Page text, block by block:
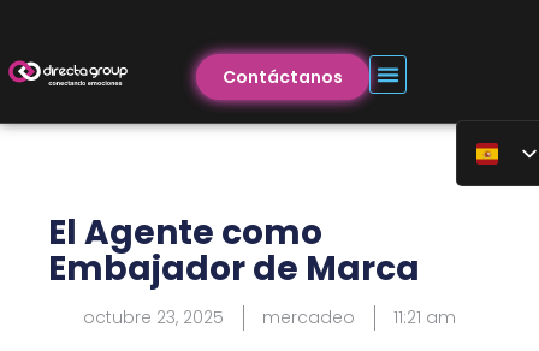
Contáctanos
El Agente como
Embajador de Marca
octubre 23, 2025 mercadeo 11:21 am